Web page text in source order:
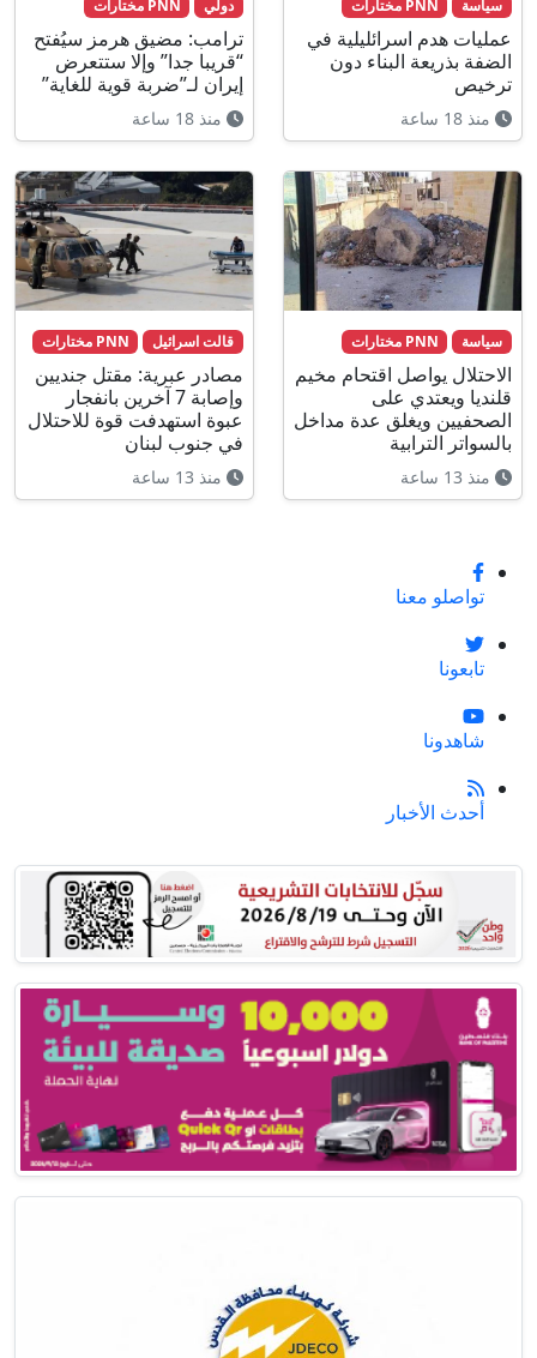
سياسة PNN مختارات
عمليات هدم اسرائليلية في
الضفة بذريعة البناء دون
ترخيص
منذ 18 ساعة
دولي PNN مختارات
ترامب: مضيق هرمز سيُفتح
“قريبا جدا” وإلا ستتعرض
إيران لـ”ضربة قوية للغاية”
منذ 18 ساعة
سياسة PNN مختارات
الاحتلال يواصل اقتحام مخيم
قلنديا ويعتدي على
الصحفيين ويغلق عدة مداخل
بالسواتر الترابية
منذ 13 ساعة
قالت اسرائيل PNN مختارات
مصادر عبرية: مقتل جنديين
وإصابة 7 آخرين بانفجار
عبوة استهدفت قوة للاحتلال
في جنوب لبنان
منذ 13 ساعة
تواصلو معنا
تابعونا
شاهدونا
أحدث الأخبار